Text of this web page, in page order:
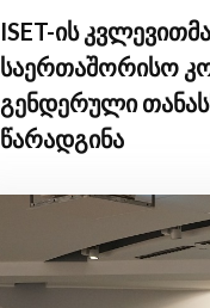
ISET-ის
საერთაშორისო
გენდერული
წარადგინა